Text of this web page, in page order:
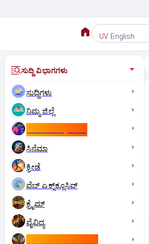
UV English
ಸುದ್ದಿ ವಿಭಾಗಗಳು
ಸುದ್ದಿಗಳು
ನಿಮ್ಮ ಜಿಲ್ಲೆ
ಸಿನೆಮಾ
ಕ್ರೀಡೆ
ವೆಬ್ ಎಕ್ಸ್‌ಕ್ಲೂಸಿವ್
ಕ್ರೈಮ್
ವೈವಿಧ್ಯ